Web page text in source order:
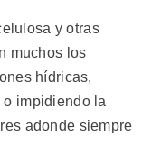
y otras
muchos los
hídricas,
impidiendo la
adonde siempre